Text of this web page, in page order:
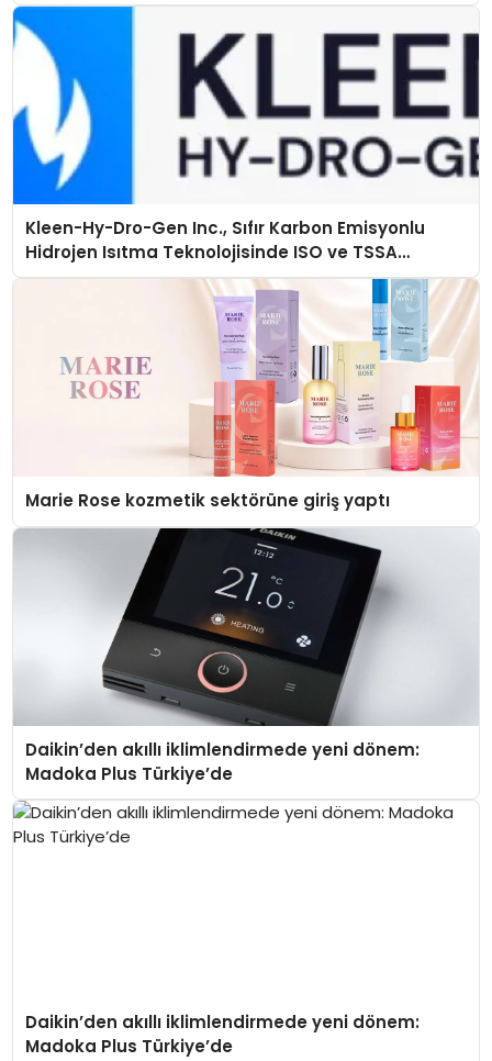
Kleen-Hy-Dro-Gen Inc., Sıfır Karbon Emisyonlu
Hidrojen Isıtma Teknolojisinde ISO ve TSSA
Düzenleyici Onaylarını Aldı
Marie Rose kozmetik sektörüne giriş yaptı
Daikin’den akıllı iklimlendirmede yeni dönem:
Madoka Plus Türkiye’de
Daikin’den akıllı iklimlendirmede yeni dönem:
Madoka Plus Türkiye’de